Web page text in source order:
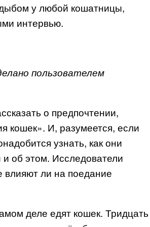
у любой кошатницы,
интервью.
пользователем
о предпочтении,
кошек». И, разумеется, если
узнать, как они
об этом. Исследователи
влияют ли на поедание
деле едят кошек. Тридцать